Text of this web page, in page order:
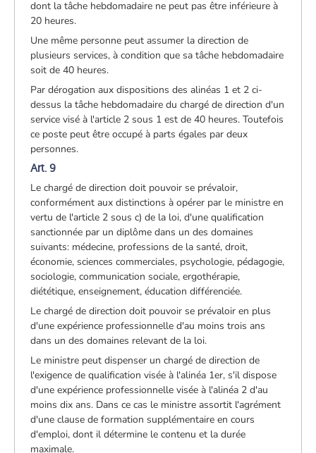
dont la tâche hebdomadaire ne peut pas être inférieure à
20 heures.
Une même personne peut assumer la direction de
plusieurs services, à condition que sa tâche hebdomadaire
soit de 40 heures.
Par dérogation aux dispositions des alinéas 1 et 2 ci-
dessus la tâche hebdomadaire du chargé de direction d'un
service visé à l'article 2 sous 1 est de 40 heures. Toutefois
ce poste peut être occupé à parts égales par deux
personnes.
Art. 9
Le chargé de direction doit pouvoir se prévaloir,
conformément aux distinctions à opérer par le ministre en
vertu de l'article 2 sous c) de la loi, d'une qualification
sanctionnée par un diplôme dans un des domaines
suivants: médecine, professions de la santé, droit,
économie, sciences commerciales, psychologie, pédagogie,
sociologie, communication sociale, ergothérapie,
diététique, enseignement, éducation différenciée.
Le chargé de direction doit pouvoir se prévaloir en plus
d'une expérience professionnelle d'au moins trois ans
dans un des domaines relevant de la loi.
Le ministre peut dispenser un chargé de direction de
l'exigence de qualification visée à l'alinéa 1er, s'il dispose
d'une expérience professionnelle visée à l'alinéa 2 d'au
moins dix ans. Dans ce cas le ministre assortit l'agrément
d'une clause de formation supplémentaire en cours
d'emploi, dont il détermine le contenu et la durée
maximale.